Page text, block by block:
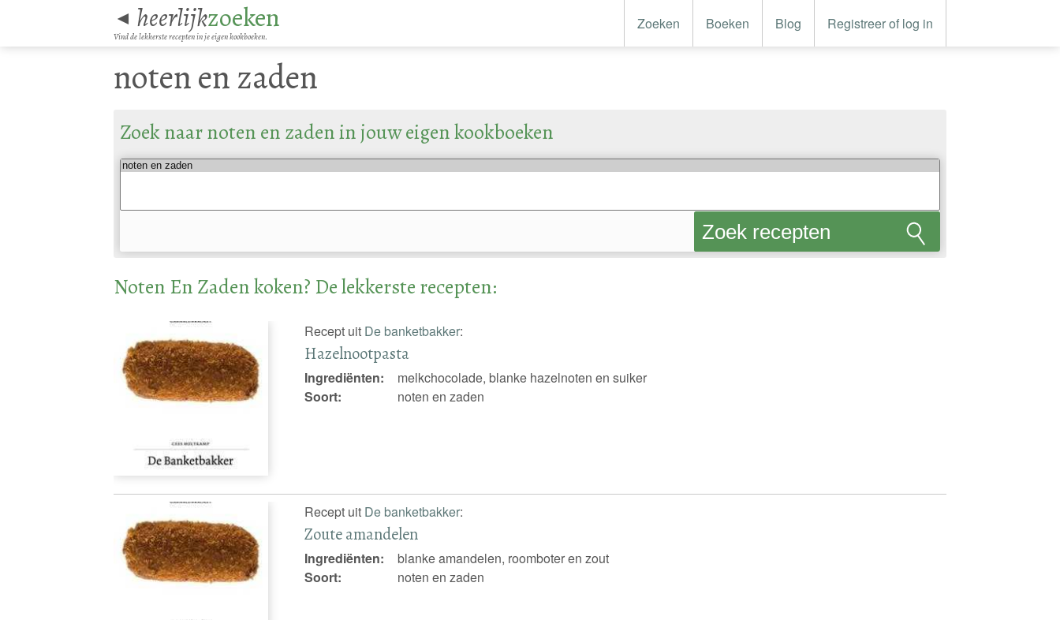
◄ heerlijkzoeken
Vind de lekkerste recepten in je eigen kookboeken.
Zoeken Boeken Blog Registreer of log in
noten en zaden
Zoek naar noten en zaden in jouw eigen kookboeken
Zoek recepten
Noten En Zaden koken? De lekkerste recepten:
Recept uit De banketbakker:
Hazelnootpasta
Ingrediënten:
melkchocolade, blanke hazelnoten en suiker
Soort:
noten en zaden
Recept uit De banketbakker:
Zoute amandelen
Ingrediënten:
blanke amandelen, roomboter en zout
Soort:
noten en zaden